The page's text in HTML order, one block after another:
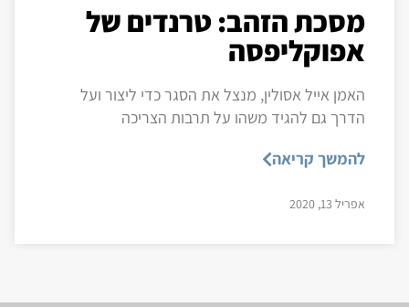
מסכת הזהב: טרנדים של
אפוקליפסה
האמן אייל אסולין, מנצל את הסגר כדי ליצור ועל
הדרך גם להגיד משהו על תרבות הצריכה
להמשך קריאה
אפריל 13, 2020